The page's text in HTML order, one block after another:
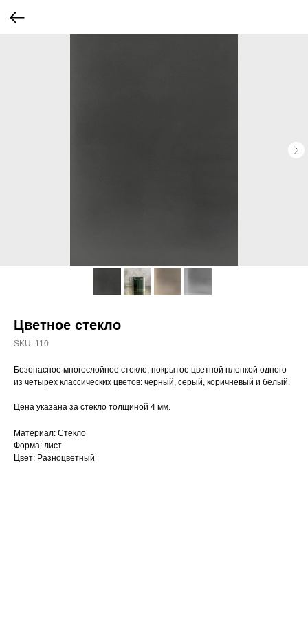
Цветное стекло
SKU: 110
Безопасное многослойное стекло, покрытое цветной пленкой одного
из четырех классических цветов: черный, серый, коричневый и белый.
Цена указана за стекло толщиной 4 мм.
Материал: Стекло
Форма: лист
Цвет: Разноцветный